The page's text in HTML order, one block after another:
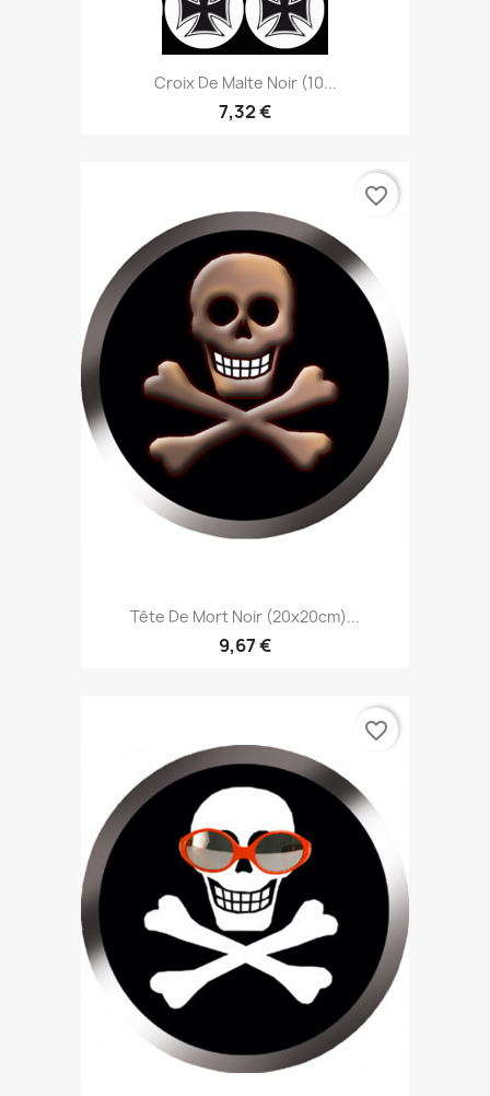
Croix De Malte Noir (10...
7,32 €
Tête De Mort Noir (20x20cm)...
9,67 €
favorite_border
favorite_border